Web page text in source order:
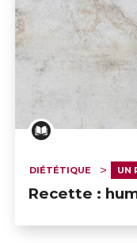
DIÉTÉTIQUE UN
Recette :